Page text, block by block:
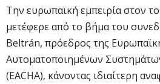
Την ευρωπαϊκή εμπειρία στον
μετέφερε από το βήμα του
Beltrán, πρόεδρος της
Αυτοματοποιημένων
(EACHA), κάνοντας ιδιαίτερη